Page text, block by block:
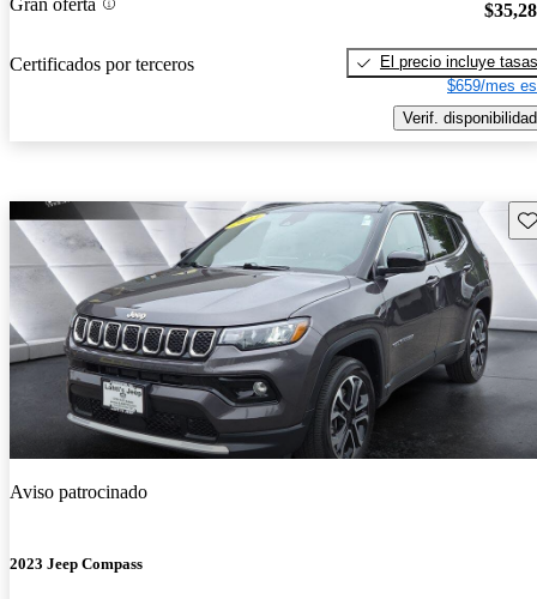
Certificados por terceros
El precio incluye tasas
$659/mes
Verif. disponibilidad
Aviso patrocinado
2023 Jeep Compass